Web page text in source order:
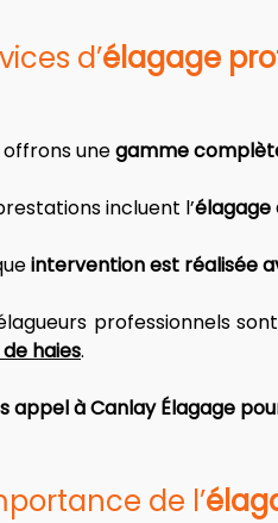
d’élagage
offrons une gamme
incluent l’élagage
intervention est réalisée
professionnels
haies.
appel à Canlay Élagage
de l’